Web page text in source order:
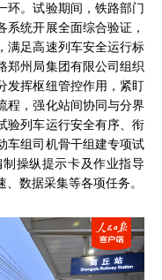
环。试验期间，铁路部门
统开展全面综合验证，
满足高速列车安全运行标
郑州局集团有限公司组织
发挥枢纽管控作用，紧盯
程，强化站间协同与分界
验列车运行安全有序、衔
车组司机骨干组建专项试
操纵提示卡及作业指导
数据采集等各项任务。